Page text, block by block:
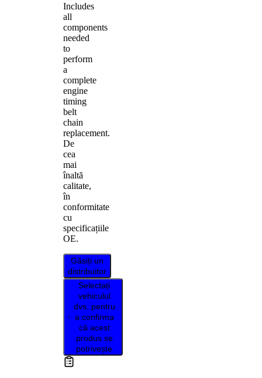
Includes
all
components
needed
to
perform
a
complete
engine
timing
belt
chain
replacement.
De
cea
mai
înaltă
calitate,
în
conformitate
cu
specificațiile
OE.
Găsiți un
distribuitor
Selectați
vehiculul
dvs. pentru
a confirma
că acest
produs se
potrivește